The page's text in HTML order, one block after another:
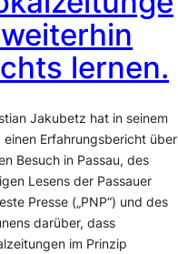
lernen.
Jakubetz hat in seinem
einen Erfahrungsbericht über
Besuch in Passau, des
Lesens der Passauer
Presse („PNP“) und des
darüber, dass
im Prinzip